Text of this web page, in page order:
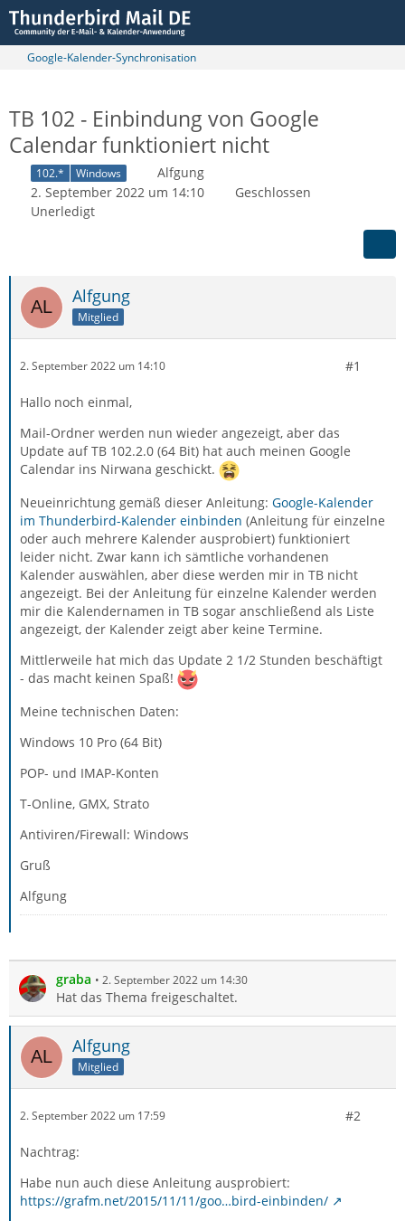
Google-Kalender-Synchronisation
TB 102 - Einbindung von Google
Calendar funktioniert nicht
102.* Windows
Alfgung
2. September 2022 um 14:10
Geschlossen
Unerledigt
Alfgung
Mitglied
2. September 2022 um 14:10 #1
Hallo noch einmal,
Mail-Ordner werden nun wieder angezeigt, aber das
Update auf TB 102.2.0 (64 Bit) hat auch meinen Google
Calendar ins Nirwana geschickt.
Neueinrichtung gemäß dieser Anleitung: Google-Kalender
im Thunderbird-Kalender einbinden (Anleitung für einzelne
oder auch mehrere Kalender ausprobiert) funktioniert
leider nicht. Zwar kann ich sämtliche vorhandenen
Kalender auswählen, aber diese werden mir in TB nicht
angezeigt. Bei der Anleitung für einzelne Kalender werden
mir die Kalendernamen in TB sogar anschließend als Liste
angezeigt, der Kalender zeigt aber keine Termine.
Mittlerweile hat mich das Update 2 1/2 Stunden beschäftigt
- das macht keinen Spaß!
Meine technischen Daten:
Windows 10 Pro (64 Bit)
POP- und IMAP-Konten
T-Online, GMX, Strato
Antiviren/Firewall: Windows
Gruß
Alfgung
graba 2. September 2022 um 14:30
Hat das Thema freigeschaltet.
Alfgung
Mitglied
2. September 2022 um 17:59 #2
Nachtrag:
Habe nun auch diese Anleitung ausprobiert:
https://grafm.net/2015/11/11/goo…bird-einbinden/